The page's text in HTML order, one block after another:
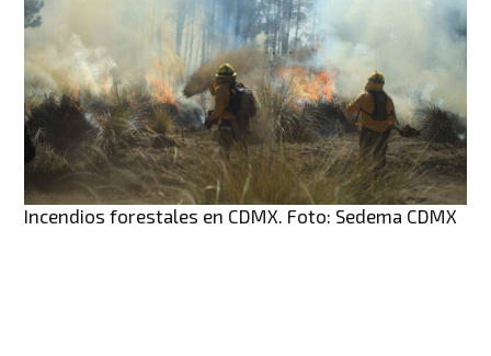
Incendios forestales en CDMX. Foto: Sedema CDMX